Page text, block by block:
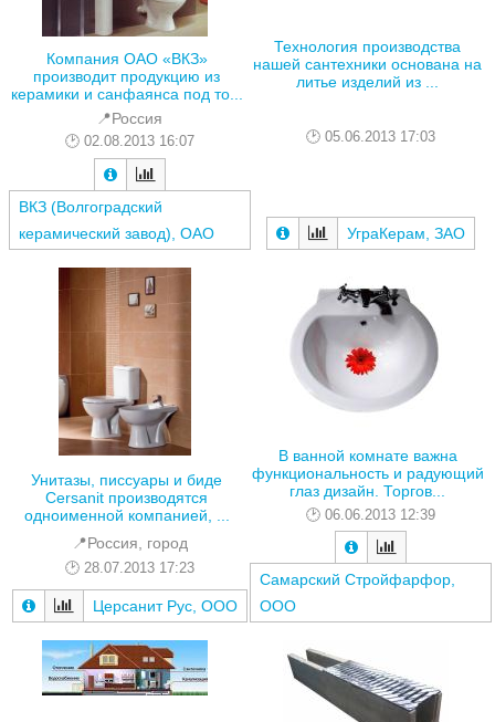
Компания ОАО «ВКЗ»
производит продукцию из
керамики и санфаянса под то...
📍Россия
02.08.2013 16:07
ВКЗ (Волгоградский
керамический завод), ОАО
Технология производства
нашей сантехники основана на
литье изделий из ...
05.06.2013 17:03
УграКерам, ЗАО
Унитазы, писсуары и биде
Cersanit производятся
одноименной компанией, ...
📍Россия, город
28.07.2013 17:23
Церсанит Рус, ООО
В ванной комнате важна
функциональность и радующий
глаз дизайн. Торгов...
06.06.2013 12:39
Самарский Cтройфарфор,
ООО